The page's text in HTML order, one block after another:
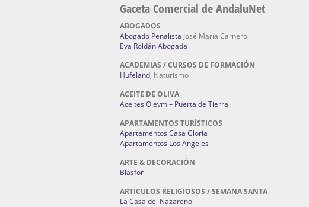
Gaceta Comercial de AndaluNet
ABOGADOS
Abogado Penalista José María Carnero
Eva Roldán Abogada
ACADEMIAS / CURSOS DE FORMACIÓN
Hufeland, Naturismo
ACEITE DE OLIVA
Aceites Olevm – Puerta de Tierra
APARTAMENTOS TURÍSTICOS
Apartamentos Casa Gloria
Apartamentos Los Angeles
ARTE & DECORACIÓN
Blasfor
ARTICULOS RELIGIOSOS / SEMANA SANTA
La Casa del Nazareno